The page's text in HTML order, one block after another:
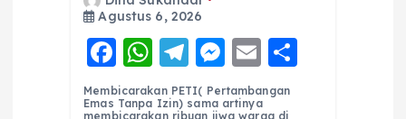
Agustus 6, 2026
F
a
c
W
h
a
T
el
e
M
e
ss
E
m
ai
Membicarakan PETI( Pertambangan
Emas Tanpa Izin) sama artinya
membicarakan ribuan jiwa warga di